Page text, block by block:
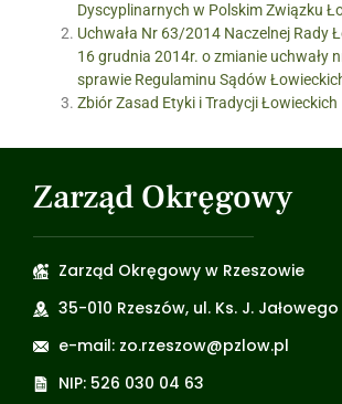
Dyscyplinarnych w Polskim Związku
Uchwała Nr 63/2014 Naczelnej Rady
16 grudnia 2014r. o zmianie uchwały
sprawie Regulaminu Sądów
Zbiór Zasad Etyki i Tradycji Łowieckich
Zarząd Okręgowy
Zarząd Okręgowy w Rzeszowie
35-010 Rzeszów, ul. Ks. J.
e-mail: zo.rzeszow@pzlow.pl
NIP: 526 030 04 63